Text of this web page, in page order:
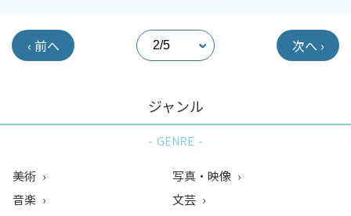
‹ 前へ 次へ ›
ジャンル
GENRE
美術
音楽
写真・映像
文芸